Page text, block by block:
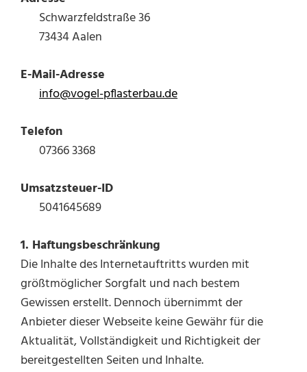
Schwarzfeldstraße 36
73434 Aalen
E-Mail-Adresse
info@vogel-pflasterbau.de
Telefon
07366 3368
Umsatzsteuer-ID
5041645689
1. Haftungsbeschränkung
Die Inhalte des Internetauftritts wurden mit
größtmöglicher Sorgfalt und nach bestem
Gewissen erstellt. Dennoch übernimmt der
Anbieter dieser Webseite keine Gewähr für die
Aktualität, Vollständigkeit und Richtigkeit der
bereitgestellten Seiten und Inhalte.